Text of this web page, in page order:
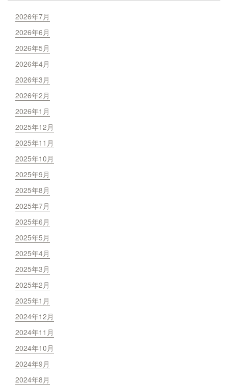
2026年7月
2026年6月
2026年5月
2026年4月
2026年3月
2026年2月
2026年1月
2025年12月
2025年11月
2025年10月
2025年9月
2025年8月
2025年7月
2025年6月
2025年5月
2025年4月
2025年3月
2025年2月
2025年1月
2024年12月
2024年11月
2024年10月
2024年9月
2024年8月